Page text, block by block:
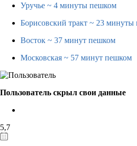
Уручье ~ 4 минуты пешком
Борисовский тракт ~ 23 минуты
Восток ~ 37 минут пешком
Московская ~ 57 минут пешком
Пользователь скрыл свои данные
5,7